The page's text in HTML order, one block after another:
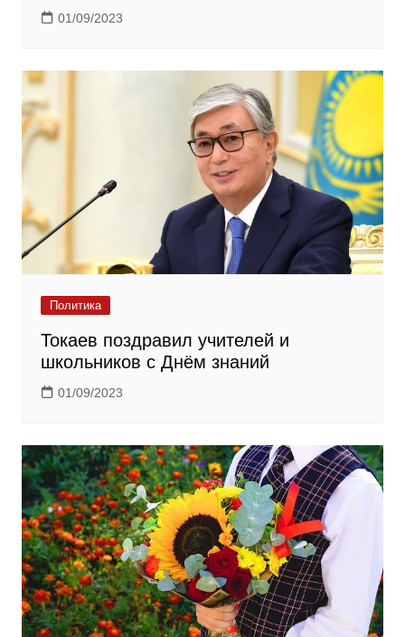
01/09/2023
Политика
Токаев поздравил учителей и
школьников с Днём знаний
01/09/2023